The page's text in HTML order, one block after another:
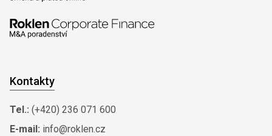
Kontakty
Tel.: (+420) 236 071 600
E-mail: info@roklen.cz